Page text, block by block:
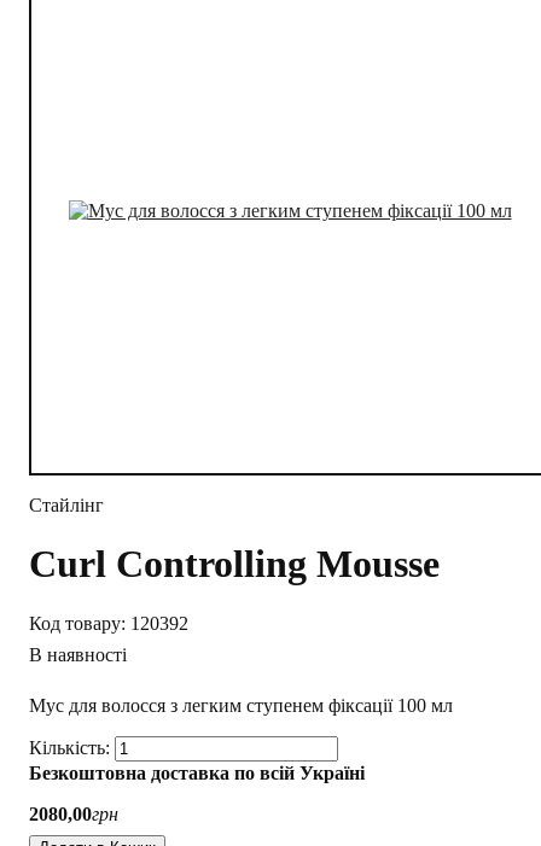
Стайлінг
Curl Controlling Mousse
120392
В наявності
Мус для волосся з легким ступенем фіксації 100 мл
Безкоштовна доставка по всій Україні
2080,00грн